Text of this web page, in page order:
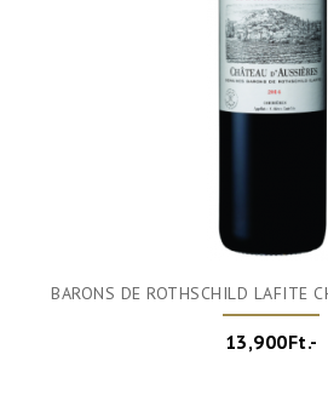
BARONS DE ROTHSCHILD LAFITE
13,900Ft.-